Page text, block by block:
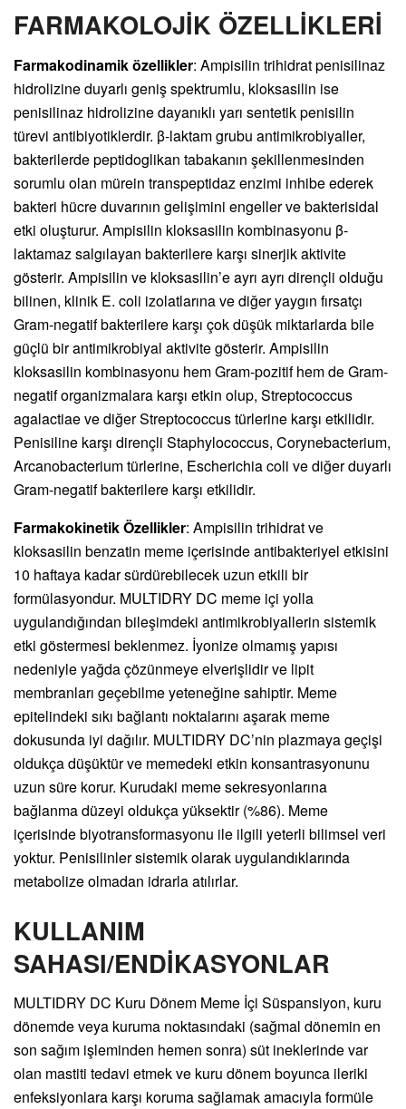
FARMAKOLOJİK ÖZELLİKLERİ
Farmakodinamik özellikler: Ampisilin trihidrat penisilinaz
hidrolizine duyarlı geniş spektrumlu, kloksasilin ise
penisilinaz hidrolizine dayanıklı yarı sentetik penisilin
türevi antibiyotiklerdir. β-laktam grubu antimikrobiyaller,
bakterilerde peptidoglikan tabakanın şekillenmesinden
sorumlu olan mürein transpeptidaz enzimi inhibe ederek
bakteri hücre duvarının gelişimini engeller ve bakterisidal
etki oluşturur. Ampisilin kloksasilin kombinasyonu β-
laktamaz salgılayan bakterilere karşı sinerjik aktivite
gösterir. Ampisilin ve kloksasilin’e ayrı ayrı dirençli olduğu
bilinen, klinik E. coli izolatlarına ve diğer yaygın fırsatçı
Gram-negatif bakterilere karşı çok düşük miktarlarda bile
güçlü bir antimikrobiyal aktivite gösterir. Ampisilin
kloksasilin kombinasyonu hem Gram-pozitif hem de Gram-
negatif organizmalara karşı etkin olup, Streptococcus
agalactiae ve diğer Streptococcus türlerine karşı etkilidir.
Penisiline karşı dirençli Staphylococcus, Corynebacterium,
Arcanobacterium türlerine, Escherichia coli ve diğer duyarlı
Gram-negatif bakterilere karşı etkilidir.
Farmakokinetik Özellikler: Ampisilin trihidrat ve
kloksasilin benzatin meme içerisinde antibakteriyel etkisini
10 haftaya kadar sürdürebilecek uzun etkili bir
formülasyondur. MULTIDRY DC meme içi yolla
uygulandığından bileşimdeki antimikrobiyallerin sistemik
etki göstermesi beklenmez. İyonize olmamış yapısı
nedeniyle yağda çözünmeye elverişlidir ve lipit
membranları geçebilme yeteneğine sahiptir. Meme
epitelindeki sıkı bağlantı noktalarını aşarak meme
dokusunda iyi dağılır. MULTIDRY DC’nin plazmaya geçişi
oldukça düşüktür ve memedeki etkin konsantrasyonunu
uzun süre korur. Kurudaki meme sekresyonlarına
bağlanma düzeyi oldukça yüksektir (%86). Meme
içerisinde biyotransformasyonu ile ilgili yeterli bilimsel veri
yoktur. Penisilinler sistemik olarak uygulandıklarında
metabolize olmadan idrarla atılırlar.
KULLANIM
SAHASI/ENDİKASYONLAR
MULTIDRY DC Kuru Dönem Meme İçi Süspansiyon, kuru
dönemde veya kuruma noktasındaki (sağmal dönemin en
son sağım işleminden hemen sonra) süt ineklerinde var
olan mastiti tedavi etmek ve kuru dönem boyunca ileriki
enfeksiyonlara karşı koruma sağlamak amacıyla formüle